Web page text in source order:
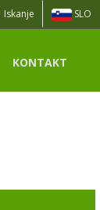
Iskanje SLO
KONTAKT